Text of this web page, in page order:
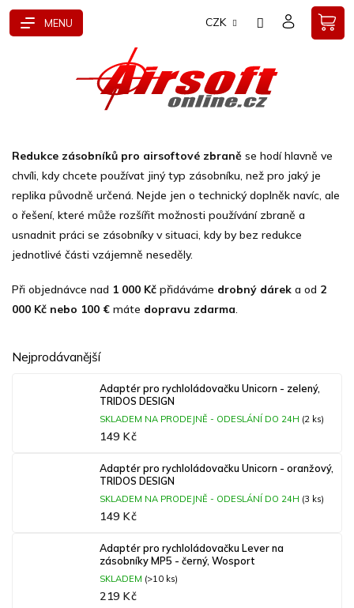
Přejít
CZK
Redukce zásobníků pro airsoftové zbraně se hodí hlavně ve
chvíli, kdy chcete používat jiný typ zásobníku, než pro jaký je
replika původně určená. Nejde jen o technický doplněk navíc, ale
o řešení, které může rozšířit možnosti používání zbraně a
usnadnit práci se zásobníky v situaci, kdy by bez redukce
jednotlivé části vzájemně neseděly.
Při objednávce nad 1 000 Kč přidáváme drobný dárek a od 2
000 Kč nebo 100 € máte dopravu zdarma.
Nejprodávanější
Adaptér pro rychloládovačku Unicorn - zelený,
TRIDOS DESIGN
SKLADEM NA PRODEJNĚ - ODESLÁNÍ DO 24H (2 ks)
149 Kč
Adaptér pro rychloládovačku Unicorn - oranžový,
TRIDOS DESIGN
SKLADEM NA PRODEJNĚ - ODESLÁNÍ DO 24H (3 ks)
149 Kč
Adaptér pro rychloládovačku Lever na
zásobníky MP5 - černý, Wosport
SKLADEM (>10 ks)
219 Kč